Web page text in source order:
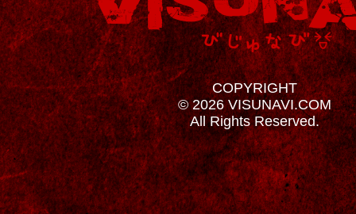
COPYRIGHT
© 2026 VISUNAVI.COM
All Rights Reserved.